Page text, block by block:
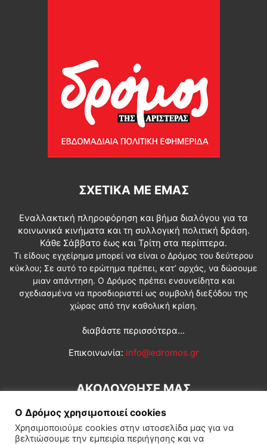
ΣΧΕΤΙΚΆ ΜΕ ΕΜΆΣ
Εναλλακτική πληροφόρηση και βήμα διαλόγου για τα
κοινωνικά κινήματα και τη συλλογική πολιτική δράση.
Κάθε Σάββατο έως και Τρίτη στα περίπτερα.
Τι είδους εγχείρημα μπορεί να είναι ο Δρόμος του δεύτερου
κύκλου; Σε αυτό το ερώτημα πρέπει, κατ’ αρχάς, να δώσουμε
μιαν απάντηση. Ο Δρόμος πρέπει ενσυνείδητα και
σχεδιασμένα να προσδιοριστεί ως συμβολή διεξόδου της
χώρας από την καθολική κρίση.
διαβάστε περισσότερα...
Επικοινωνία: info@edromos.gr
ΑΚΟΛΟΥΘΗΣΕ ΜΑΣ
Ο Δρόμος χρησιμοποιεί cookies
Χρησιμοποιούμε cookies στην ιστοσελίδα μας για να
βελτιώσουμε την εμπειρία περιήγησης και να